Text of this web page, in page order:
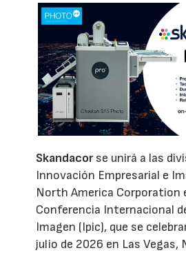
Skandacorse unirá a las
Innovación Empresarial e
North America Corporation
Conferencia Internacional
Imagen (Ipic), que se
julio de 2026 en Las Vegas,